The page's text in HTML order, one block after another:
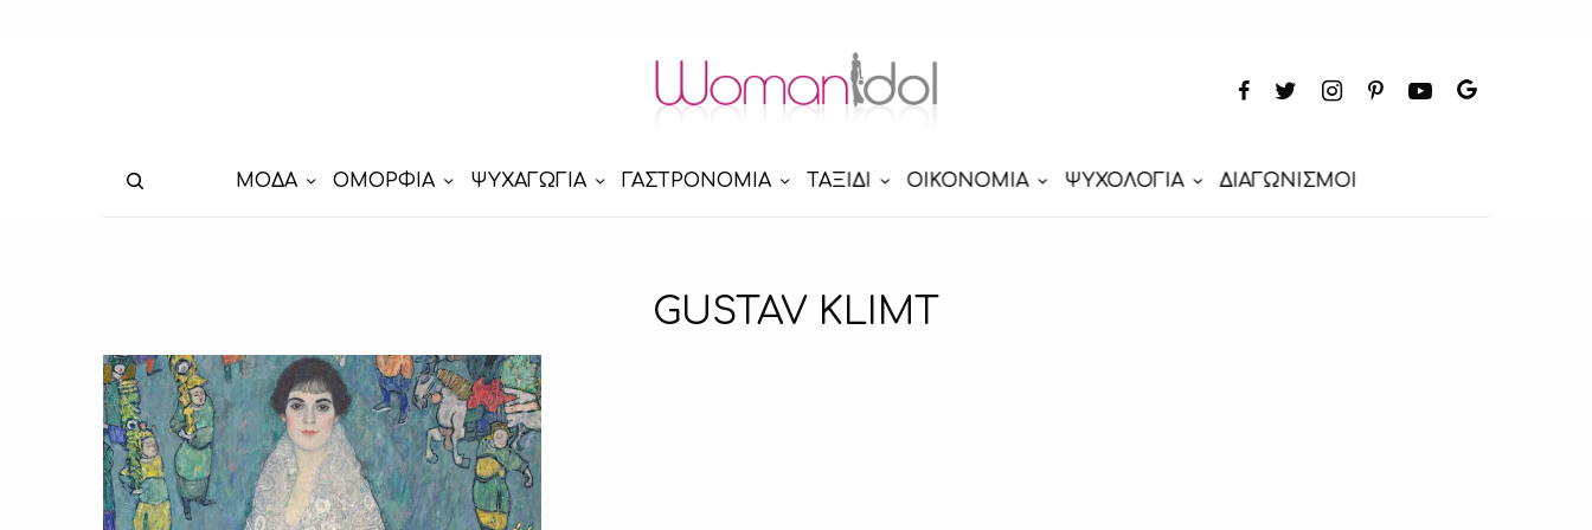
ΜΟΔΑ ΟΜΟΡΦΙΑ ΨΥΧΑΓΩΓΙΑ ΓΑΣΤΡΟΝΟΜΙΑ ΤΑΞΙΔΙ ΟΙΚΟΝΟΜΙΑ ΨΥΧΟΛΟΓΙΑ ΔΙΑΓΩΝΙΣΜΟΙ
GUSTAV KLIMT